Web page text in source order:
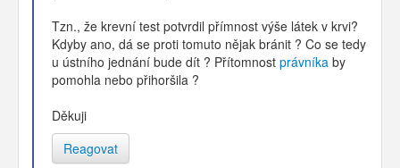
Tzn., že krevní test potvrdil přímnost výše látek v krvi?
Kdyby ano, dá se proti tomuto nějak bránit ? Co se tedy
u ústního jednání bude dít ? Přítomnost právníka by
pomohla nebo přihoršila ?
Děkuji
Reagovat